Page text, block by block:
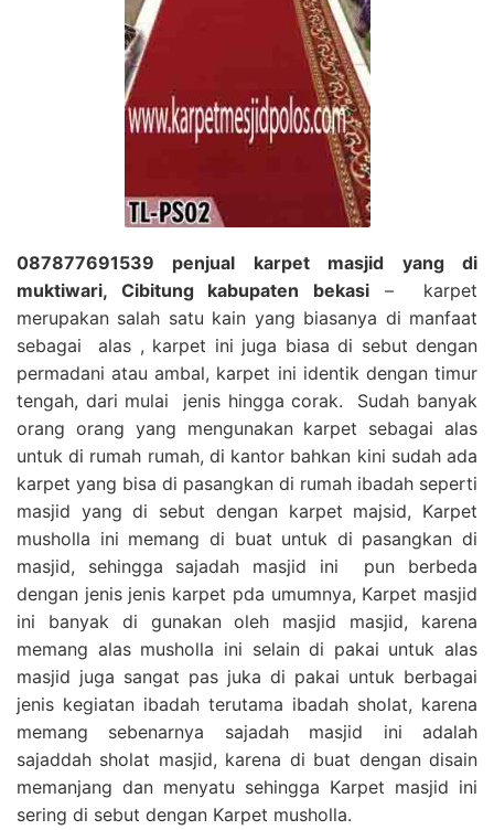
087877691539 penjual karpet masjid yang di
muktiwari, Cibitung kabupaten bekasi – karpet
merupakan salah satu kain yang biasanya di manfaat
sebagai alas , karpet ini juga biasa di sebut dengan
permadani atau ambal, karpet ini identik dengan timur
tengah, dari mulai jenis hingga corak. Sudah banyak
orang orang yang mengunakan karpet sebagai alas
untuk di rumah rumah, di kantor bahkan kini sudah ada
karpet yang bisa di pasangkan di rumah ibadah seperti
masjid yang di sebut dengan karpet majsid, Karpet
musholla ini memang di buat untuk di pasangkan di
masjid, sehingga sajadah masjid ini pun berbeda
dengan jenis jenis karpet pda umumnya, Karpet masjid
ini banyak di gunakan oleh masjid masjid, karena
memang alas musholla ini selain di pakai untuk alas
masjid juga sangat pas juka di pakai untuk berbagai
jenis kegiatan ibadah terutama ibadah sholat, karena
memang sebenarnya sajadah masjid ini adalah
sajaddah sholat masjid, karena di buat dengan disain
memanjang dan menyatu sehingga Karpet masjid ini
sering di sebut dengan Karpet musholla.